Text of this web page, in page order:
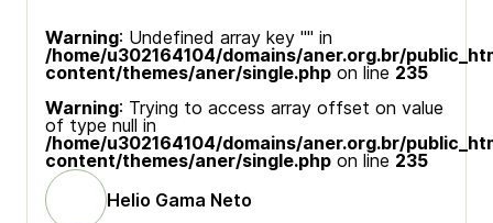
Warning: Undefined array key "" in
/home/u302164104/domains/aner.org.br/
content/themes/aner/single.php on line 235
Warning: Trying to access array offset on value
of type null in
/home/u302164104/domains/aner.org.br/
content/themes/aner/single.php on line 235
Helio Gama Neto